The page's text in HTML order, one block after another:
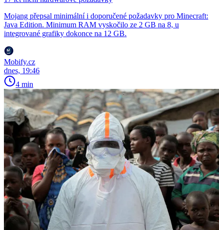
Mojang přepsal minimální i doporučené požadavky pro Minecraft:
Java Edition. Minimum RAM vyskočilo ze 2 GB na 8, u
integrované grafiky dokonce na 12 GB.
Mobify.cz
dnes, 19:46
4 min